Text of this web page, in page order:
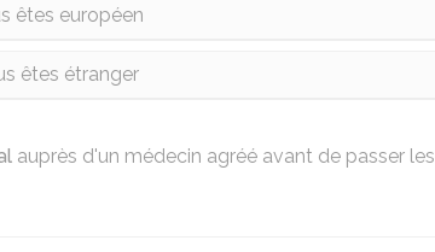
êtes européen
êtes étranger
auprès d'un médecin agréé avant de passer les